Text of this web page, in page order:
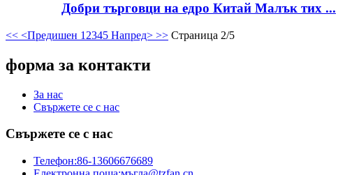
Добри търговци на едро Китай Малък тих ...
<< <Предишен 1 2345 Напред> >> Страница 2/5
форма за контакти
За нас
Свържете се с нас
Свържете се с нас
Телефон:86-13606676689